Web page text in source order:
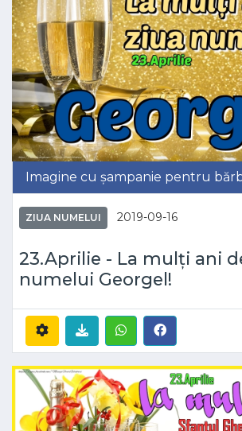
Imagine cu șampanie pentru
ZIUA NUMELUI 2019-09-16
23.Aprilie - La mulți ani
numelui Georgel!